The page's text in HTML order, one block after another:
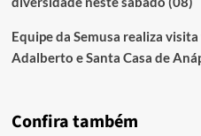
Equipe da Semusa realiza
Adalberto e Santa Casa de
Confira também